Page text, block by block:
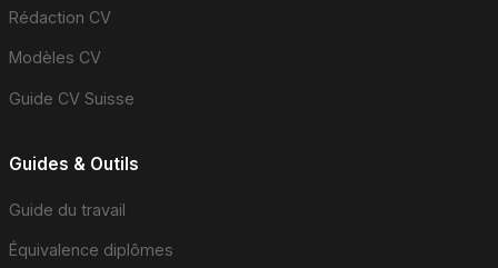
Rédaction CV
Modèles CV
Guide CV Suisse
Guides & Outils
Guide du travail
Équivalence diplômes